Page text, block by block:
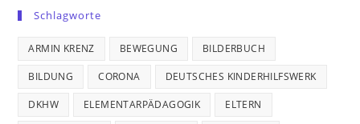
Schlagworte
ARMIN KRENZ BEWEGUNG BILDERBUCH
BILDUNG CORONA DEUTSCHES KINDERHILFSWERK
DKHW ELEMENTARPÄDAGOGIK ELTERN